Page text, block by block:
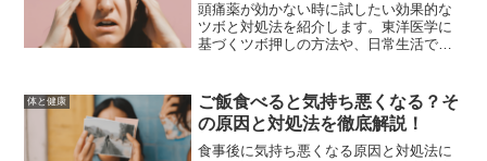
頭痛薬が効かない時に試したい効果的な
ツボと対処法を紹介します。東洋医学に
基づくツボ押しの方法や、日常生活で取
りましょう。
体と健康
ご飯食べると気持ち悪くなる？そ
の原因と対処法を徹底解説！
食事後に気持ち悪くなる原因と対処法に